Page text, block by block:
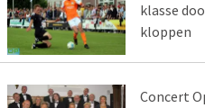
klasse
kloppen
Concert